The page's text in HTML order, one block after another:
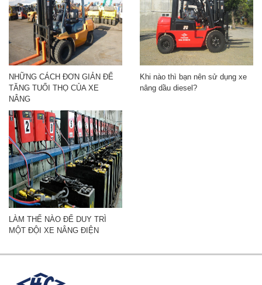
NHỮNG CÁCH ĐƠN GIẢN ĐỂ
TĂNG TUỔI THỌ CỦA XE
NÂNG
Khi nào thì bạn nên sử dụng xe
nâng dầu diesel?
LÀM THẾ NÀO ĐỂ DUY TRÌ
MỘT ĐỘI XE NÂNG ĐIỆN